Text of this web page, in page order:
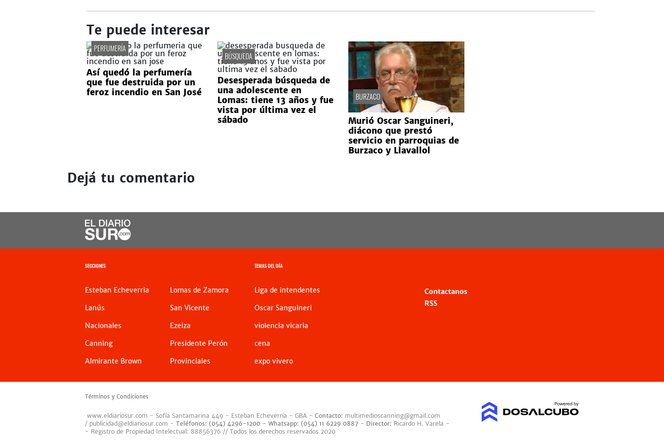
Te puede interesar
PERFUMERÍA
Así quedó la perfumería
que fue destruida por un
feroz incendio en San José
BÚSQUEDA
Desesperada búsqueda de
una adolescente en
Lomas: tiene 13 años y fue
vista por última vez el
sábado
BURZACO
Murió Oscar Sanguineri,
diácono que prestó
servicio en parroquias de
Burzaco y Llavallol
Dejá tu comentario
SECCIONES
Esteban Echeverria
Lanús
Nacionales
Canning
Almirante Brown
Lomas de Zamora
San Vicente
Ezeiza
Presidente Perón
Provinciales
TEMAS DEL DÍA
Liga de intendentes
Oscar Sanguineri
violencia vicaria
cena
expo vivero
Contactanos
RSS
Términos y Condiciones
www.eldiariosur.com - Sofía Santamarina 449 - Esteban Echeverría - GBA - Contacto: multimedioscanning@gmail.com
/ publicidad@eldiariosur.com - Teléfonos: (054) 4296-1200 - Whatsapp: (054) 11 6229 0887 - Director: Ricardo H. Varela -
- Registro de Propiedad Intelectual: 88856376 // Todos los derechos reservados 2020